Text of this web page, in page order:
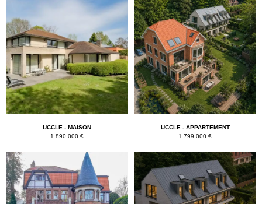
UCCLE - MAISON
1 890 000 €
UCCLE - APPARTEMENT
1 799 000 €